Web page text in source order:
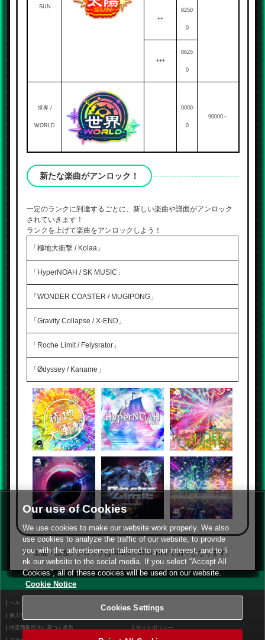
SUN
++
8250
0
+++
8625
0
世界 /
WORLD
9000
0
90000～
新たな楽曲がアンロック！
一定のランクに到達するごとに、新しい楽曲や譜面がアンロック
されていきます！
ランクを上げて楽曲をアンロックしよう！
「極地大衝撃 / Kolaa」
「HyperNOAH / SK MUSIC」
「WONDER COASTER / MUGIPONG」
「Gravity Collapse / X-END」
「Roche Limit / Felysrator」
「Ødyssey / Kaname」
楽曲・譜面アンロックはSINGLE/DOUBLEで別々となります。
ヘルプ
個人情報等保護方針
特定商取引法に基づく表示 サイトポリシー
Our use of Cookies
We use cookies to make our website work properly. We also
use cookies to analyze the traffic of our website, to provide
you with the advertisement tailored to your interest, and to li
nk our website to the social media. If you select “Accept All
Cookies”, all of these cookies will be used on our website.
Cookie Notice
Cookies Settings